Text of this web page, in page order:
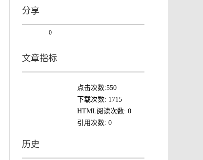
分享
0
文章指标
点击次数:550
下载次数: 1715
HTML阅读次数: 0
引用次数: 0
历史